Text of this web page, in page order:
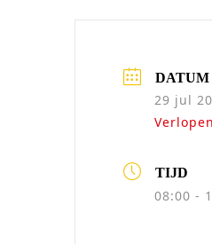
DATUM
29 jul
TIJD
08:00 -